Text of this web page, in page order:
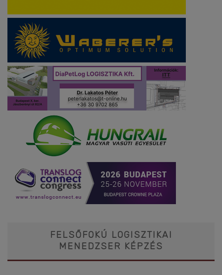
FELSŐFOKÚ LOGISZTIKAI
MENEDZSER KÉPZÉS